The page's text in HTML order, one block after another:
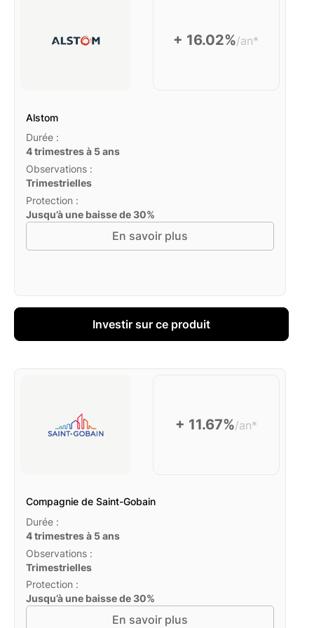
+ 16.02%/an*
Alstom
Durée :
4 trimestres à 5 ans
Observations :
Trimestrielles
Protection :
Jusqu’à une baisse de 30%
En savoir plus
Investir sur ce produit
+ 11.67%/an*
Compagnie de Saint-Gobain
Durée :
4 trimestres à 5 ans
Observations :
Trimestrielles
Protection :
Jusqu’à une baisse de 30%
En savoir plus